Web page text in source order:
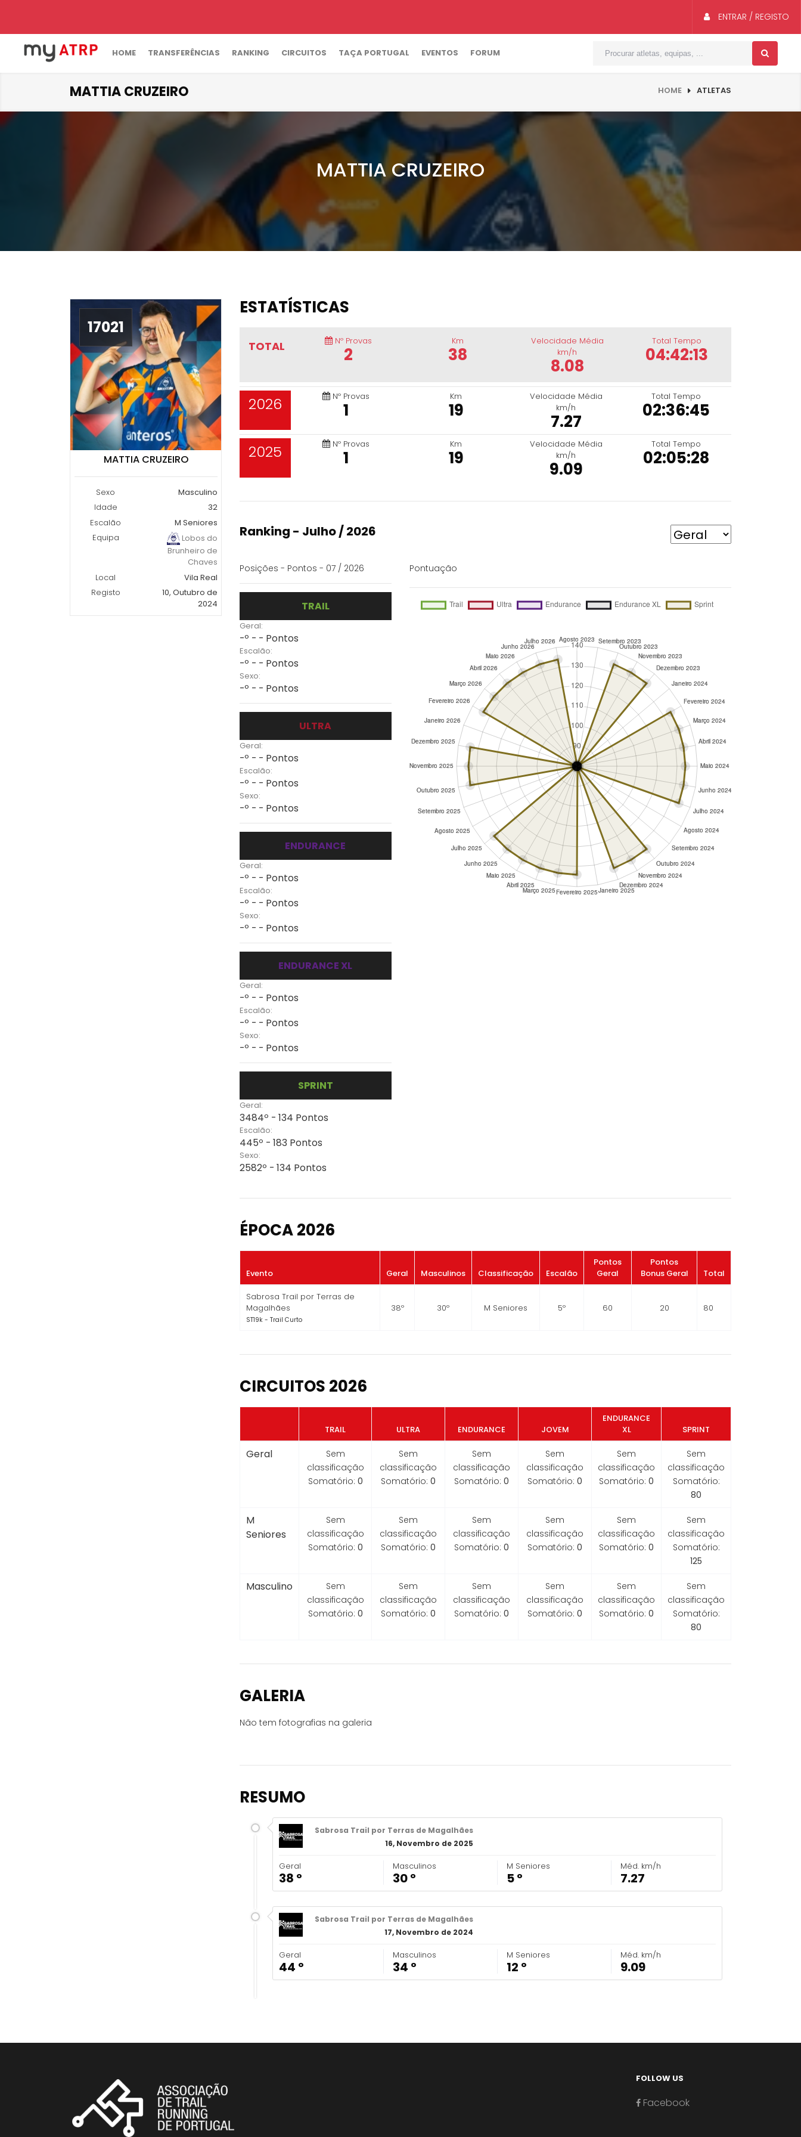
ENTRAR / REGISTO
HOME TRANSFERÊNCIAS RANKING CIRCUITOS TAÇA PORTUGAL EVENTOS FORUM
MATTIA CRUZEIRO HOME ATLETAS
MATTIA CRUZEIRO
17021
MATTIA CRUZEIRO
Sexo
Masculino
Idade
32
Escalão
M Seniores
Equipa
Lobos do
Brunheiro de
Chaves
Local
Vila Real
Registo
10, Outubro de
2024
ESTATÍSTICAS
TOTAL Nº Provas
2
Km
38
Velocidade Média
km/h
8.08
Total Tempo
04:42:13
2026 Nº Provas
1
Km
19
Velocidade Média
km/h
7.27
Total Tempo
02:36:45
2025 Nº Provas
1
Km
19
Velocidade Média
km/h
9.09
Total Tempo
02:05:28
Ranking - Julho / 2026
Posições - Pontos - 07 / 2026
TRAIL
Geral:
-º - - Pontos
Escalão:
-º - - Pontos
Sexo:
-º - - Pontos
ULTRA
Geral:
-º - - Pontos
Escalão:
-º - - Pontos
Sexo:
-º - - Pontos
ENDURANCE
Geral:
-º - - Pontos
Escalão:
-º - - Pontos
Sexo:
-º - - Pontos
ENDURANCE XL
Geral:
-º - - Pontos
Escalão:
-º - - Pontos
Sexo:
-º - - Pontos
SPRINT
Geral:
3484º - 134 Pontos
Escalão:
445º - 183 Pontos
Sexo:
2582º - 134 Pontos
Pontuação
ÉPOCA 2026
Evento Geral Masculinos Classificação Escalão
Pontos
Geral
Pontos
Bonus Geral
Total
Sabrosa Trail por Terras de
Magalhães
ST19k - Trail Curto
38º 30º M Seniores 5º 60 20 80
CIRCUITOS 2026
TRAIL ULTRA ENDURANCE JOVEM
ENDURANCE
XL
SPRINT
Geral
Sem
classificação
Somatório: 0
Sem
classificação
Somatório: 0
Sem
classificação
Somatório: 0
Sem
classificação
Somatório: 0
Sem
classificação
Somatório: 0
Sem
classificação
Somatório:
80
M
Seniores
Sem
classificação
Somatório: 0
Sem
classificação
Somatório: 0
Sem
classificação
Somatório: 0
Sem
classificação
Somatório: 0
Sem
classificação
Somatório: 0
Sem
classificação
Somatório:
125
Masculino
Sem
classificação
Somatório: 0
Sem
classificação
Somatório: 0
Sem
classificação
Somatório: 0
Sem
classificação
Somatório: 0
Sem
classificação
Somatório: 0
Sem
classificação
Somatório:
80
GALERIA
Não tem fotografias na galeria
RESUMO
Sabrosa Trail por Terras de Magalhães
16, Novembro de 2025
Geral
38 º
Masculinos
30 º
M Seniores
5 º
Méd. km/h
7.27
Sabrosa Trail por Terras de Magalhães
17, Novembro de 2024
Geral
44 º
Masculinos
34 º
M Seniores
12 º
Méd. km/h
9.09
FOLLOW US
Facebook